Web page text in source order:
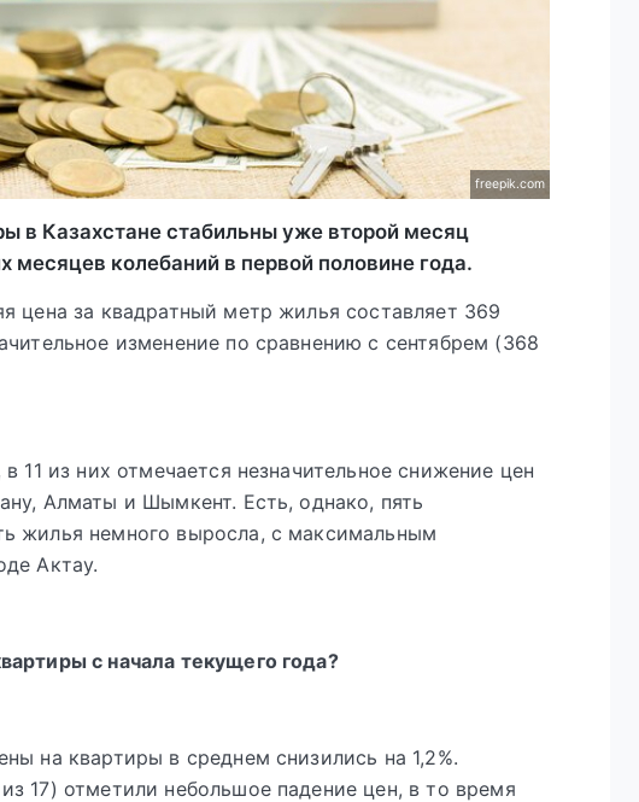
freepik.com
в Казахстане стабильны уже второй месяц
месяцев колебаний в первой половине года.
цена за квадратный метр жилья составляет 369
изменение по сравнению с сентябрем (368
11 из них отмечается незначительное снижение цен
Алматы и Шымкент. Есть, однако, пять
жилья немного выросла, с максимальным
Актау.
с начала текущего года?
на квартиры в среднем снизились на 1,2%.
17) отметили небольшое падение цен, в то время